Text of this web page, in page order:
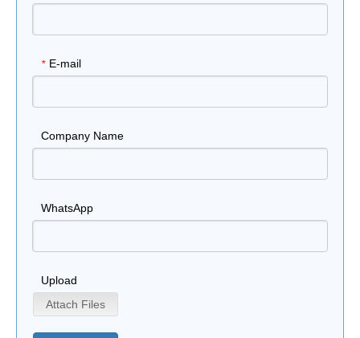
* E-mail
Company Name
WhatsApp
Upload
Attach Files